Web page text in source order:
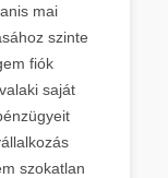
mai
szinte
fiók
saját
szokatlan